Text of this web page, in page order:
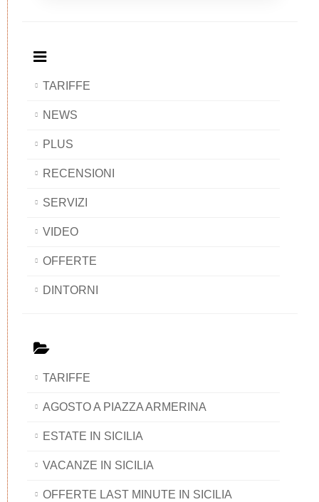
TARIFFE
NEWS
PLUS
RECENSIONI
SERVIZI
VIDEO
OFFERTE
DINTORNI
TARIFFE
AGOSTO A PIAZZA ARMERINA
ESTATE IN SICILIA
VACANZE IN SICILIA
OFFERTE LAST MINUTE IN SICILIA